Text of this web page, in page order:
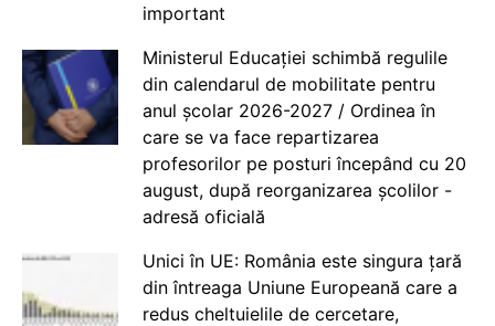
important
Ministerul Educației schimbă regulile
din calendarul de mobilitate pentru
anul școlar 2026-2027 / Ordinea în
care se va face repartizarea
profesorilor pe posturi începând cu 20
august, după reorganizarea școlilor -
adresă oficială
Unici în UE: România este singura țară
din întreaga Uniune Europeană care a
redus cheltuielile de cercetare,